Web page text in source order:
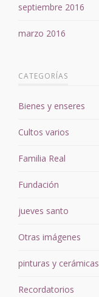
septiembre 2016
marzo 2016
CATEGORÍAS
Bienes y enseres
Cultos varios
Familia Real
Fundación
jueves santo
Otras imágenes
pinturas y cerámicas
Recordatorios